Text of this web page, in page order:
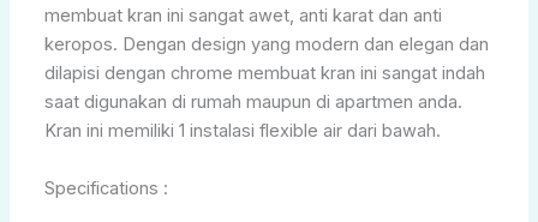
membuat kran ini sangat awet, anti karat dan anti
keropos. Dengan design yang modern dan elegan dan
dilapisi dengan chrome membuat kran ini sangat indah
saat digunakan di rumah maupun di apartmen anda.
Kran ini memiliki 1 instalasi flexible air dari bawah.
Specifications :